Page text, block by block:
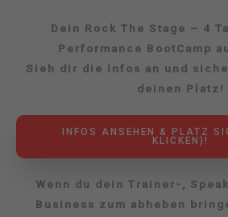
Dein Rock The Stage – 4
Performance BootCamp
Sieh dir die Infos an und
deinen Platz!
INFOS ANSEHEN & PLATZ
KLICKEN)!
Wenn du dein Trainer-,
Business zum abheben